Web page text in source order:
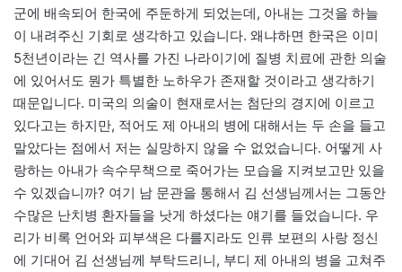
군에 배속되어 한국에 주둔하게 되었는데, 아내는 그것을 하늘
이 내려주신 기회로 생각하고 있습니다. 왜냐하면 한국은 이미
5천년이라는 긴 역사를 가진 나라이기에 질병 치료에 관한 의술
에 있어서도 뭔가 특별한 노하우가 존재할 것이라고 생각하기
때문입니다. 미국의 의술이 현재로서는 첨단의 경지에 이르고
있다고는 하지만, 적어도 제 아내의 병에 대해서는 두 손을 들고
말았다는 점에서 저는 실망하지 않을 수 없었습니다. 어떻게 사
랑하는 아내가 속수무책으로 죽어가는 모습을 지켜보고만 있을
수 있겠습니까? 여기 남 문관을 통해서 김 선생님께서는 그동안
수많은 난치병 환자들을 낫게 하셨다는 얘기를 들었습니다. 우
리가 비록 언어와 피부색은 다를지라도 인류 보편의 사랑 정신
에 기대어 김 선생님께 부탁드리니, 부디 제 아내의 병을 고쳐주